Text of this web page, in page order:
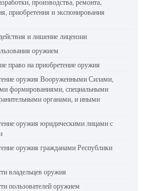
приобретения и экспонирования
и лишение лицензии
оружием
право на приобретение оружия
оружия Вооруженными Силами,
формированиями, специальными
органами, и иными
оружия юридическими лицами с
оружия гражданами Республики
владельцев оружия
пользователей оружием